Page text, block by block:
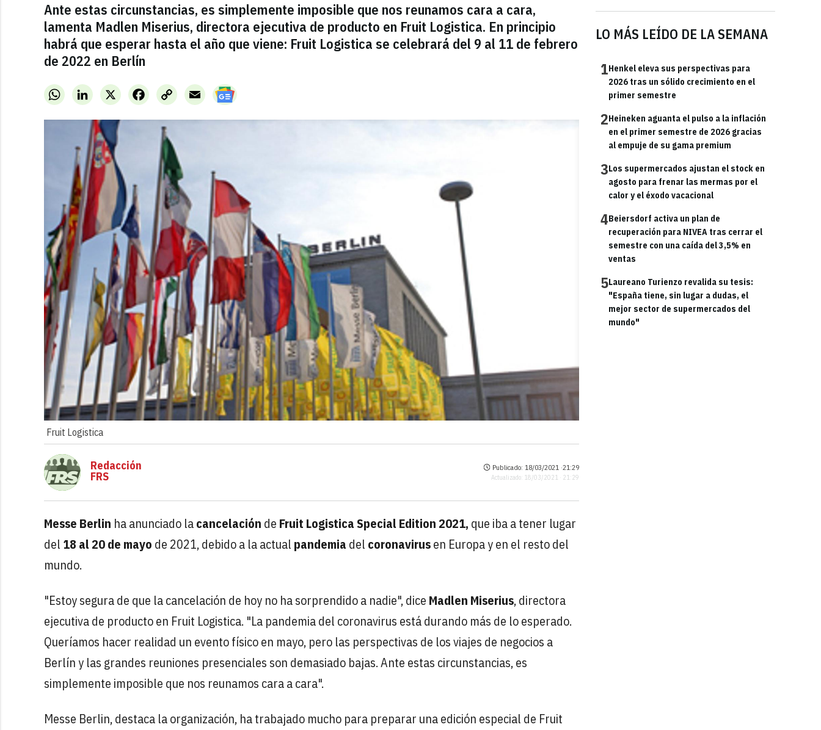
Ante estas circunstancias, es simplemente imposible que nos reunamos cara a cara,
lamenta Madlen Miserius, directora ejecutiva de producto en Fruit Logistica. En principio
habrá que esperar hasta el año que viene: Fruit Logistica se celebrará del 9 al 11 de febrero
de 2022 en Berlín
WhatsAppLinkedInX FacebookCopy
Link
Email
Fruit Logistica
LO MÁS LEÍDO DE LA SEMANA
1Henkel eleva sus perspectivas para
2026 tras un sólido crecimiento en el
primer semestre
2Heineken aguanta el pulso a la inflación
en el primer semestre de 2026 gracias
al empuje de su gama premium
3Los supermercados ajustan el stock en
agosto para frenar las mermas por el
calor y el éxodo vacacional
4Beiersdorf activa un plan de
recuperación para NIVEA tras cerrar el
semestre con una caída del 3,5% en
ventas
5Laureano Turienzo revalida su tesis:
"España tiene, sin lugar a dudas, el
mejor sector de supermercados del
mundo"
Redacción
FRS
Publicado: 18/03/2021 ·21:29
Actualizado: 18/03/2021 · 21:29
Messe Berlin ha anunciado lacancelación de Fruit Logistica Special Edition 2021, que iba a tener lugar
del 18 al 20 de mayo de 2021, debido a la actual pandemia del coronavirusen Europa y en el resto del
mundo.
"Estoy segura de que la cancelación de hoy no ha sorprendido a nadie", dice Madlen Miserius, directora
ejecutiva de producto en Fruit Logistica. "La pandemia del coronavirus está durando más de lo esperado.
Queríamos hacer realidad un evento físico en mayo, pero las perspectivas de los viajes de negocios a
Berlín y las grandes reuniones presenciales son demasiado bajas. Ante estas circunstancias, es
simplemente imposible que nos reunamos cara a cara".
Messe Berlin, destaca la organización, ha trabajado mucho para preparar una edición especial de Fruit